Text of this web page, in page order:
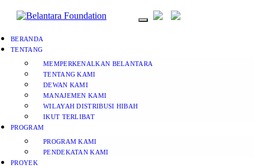
BERANDA
TENTANG
MEMPERKENALKAN BELANTARA
TENTANG KAMI
DEWAN KAMI
MANAJEMEN KAMI
WILAYAH DISTRIBUSI HIBAH
IKUT TERLIBAT
PROGRAM
PROGRAM KAMI
PENDEKATAN KAMI
PROYEK